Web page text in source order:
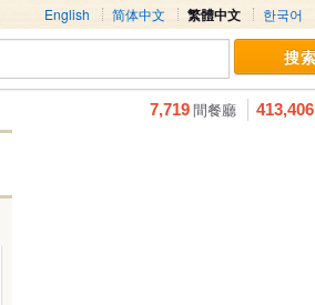
English 简体中文 繁體中文 한국어
7,719 間餐廳 413,406